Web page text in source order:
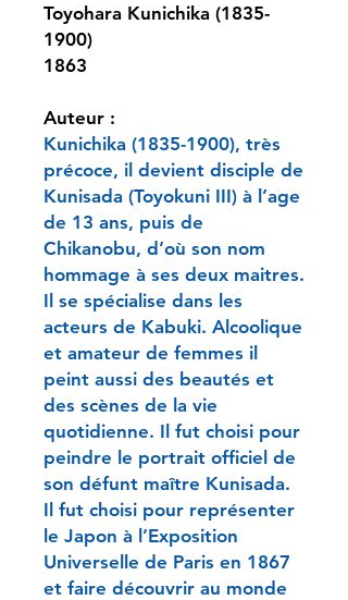
Toyohara Kunichika (1835-
1900)
1863
Auteur :
Kunichika (1835-1900), très
précoce, il devient disciple de
Kunisada (Toyokuni III) à l’age
de 13 ans, puis de
Chikanobu, d’où son nom
hommage à ses deux maitres.
Il se spécialise dans les
acteurs de Kabuki. Alcoolique
et amateur de femmes il
peint aussi des beautés et
des scènes de la vie
quotidienne. Il fut choisi pour
peindre le portrait officiel de
son défunt maître Kunisada.
Il fut choisi pour représenter
le Japon à l’Exposition
Universelle de Paris en 1867
et faire découvrir au monde